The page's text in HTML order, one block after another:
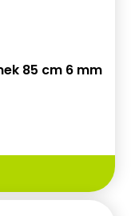
Axa Clinch Plus řetězový zámek 85 cm 6 mm